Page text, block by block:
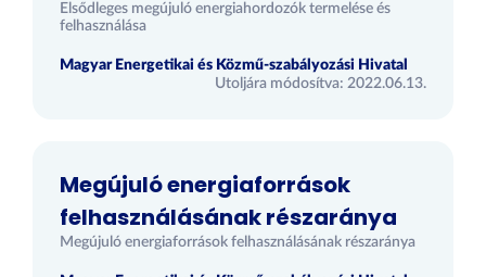
Elsődleges megújuló energiahordozók termelése és
felhasználása
Magyar Energetikai és Közmű-szabályozási Hivatal
Utoljára módosítva: 2022.06.13.
Megújuló energiaforrások
felhasználásának részaránya
Megújuló energiaforrások felhasználásának részaránya